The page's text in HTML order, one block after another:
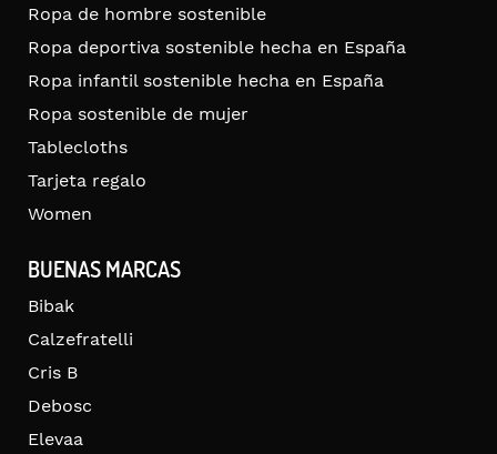
Ropa de hombre sostenible
Ropa deportiva sostenible hecha en España
Ropa infantil sostenible hecha en España
Ropa sostenible de mujer
Tablecloths
Tarjeta regalo
Women
BUENAS MARCAS
Bibak
Calzefratelli
Cris B
Debosc
Elevaa